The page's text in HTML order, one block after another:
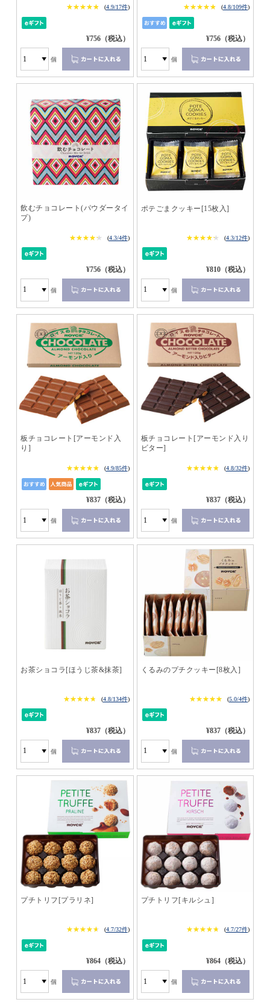
★★★★★
★★★★★ (4.9/17件)
¥756（税込）
個
★★★★★
★★★★★ (4.8/109件)
¥756（税込）
個
飲むチョコレート(パウダータイ
プ)
★★★★★
★★★★★ (4.3/4件)
¥756（税込）
個
ポテごまクッキー[15枚入]
★★★★★
★★★★★ (4.3/12件)
¥810（税込）
個
板チョコレート[アーモンド入
り]
★★★★★
★★★★★ (4.9/85件)
¥837（税込）
個
板チョコレート[アーモンド入り
ビター]
★★★★★
★★★★★ (4.8/32件)
¥837（税込）
個
お茶ショコラ[ほうじ茶&抹茶]
★★★★★
★★★★★ (4.8/134件)
¥837（税込）
個
くるみのプチクッキー[8枚入]
★★★★★
★★★★★ (5.0/4件)
¥837（税込）
個
プチトリフ[プラリネ]
★★★★★
★★★★★ (4.7/32件)
¥864（税込）
個
プチトリフ[キルシュ]
★★★★★
★★★★★ (4.7/27件)
¥864（税込）
個